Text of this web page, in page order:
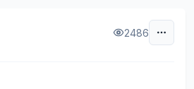
2486